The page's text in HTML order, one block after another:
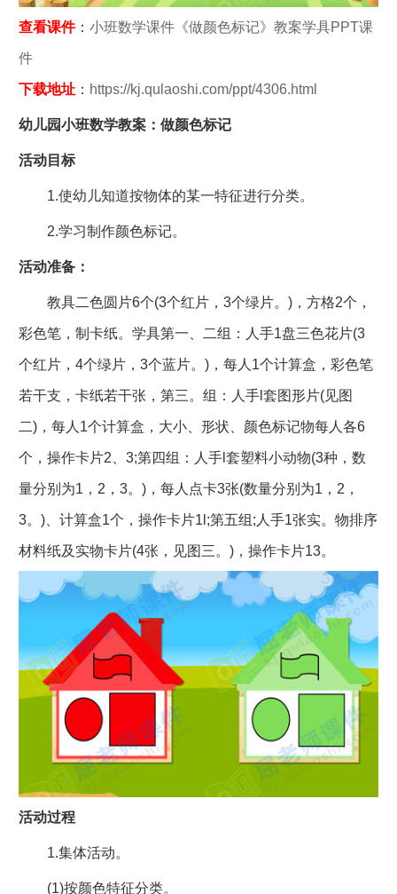
查看课件： 小班数学课件《做颜色标记》教案学具PPT课
件
下载地址： https://kj.qulaoshi.com/ppt/4306.html
幼儿园小班数学教案：做颜色标记
活动目标
1.使幼儿知道按物体的某一特征进行分类。
2.学习制作颜色标记。
活动准备：
教具二色圆片6个(3个红片，3个绿片。)，方格2个，
彩色笔，制卡纸。学具第一、二组：人手1盘三色花片(3
个红片，4个绿片，3个蓝片。)，每人1个计算盒，彩色笔
若干支，卡纸若干张，第三。组：人手l套图形片(见图
二)，每人1个计算盒，大小、形状、颜色标记物每人各6
个，操作卡片2、3;第四组：人手l套塑料小动物(3种，数
量分别为1，2，3。)，每人点卡3张(数量分别为1，2，
3。)、计算盒1个，操作卡片1l;第五组;人手1张实。物排序
材料纸及实物卡片(4张，见图三。)，操作卡片13。
活动过程
1.集体活动。
(1)按颜色特征分类。